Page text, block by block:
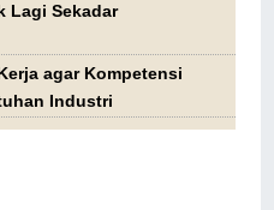
Lagi Sekadar
agar Kompetensi
Industri